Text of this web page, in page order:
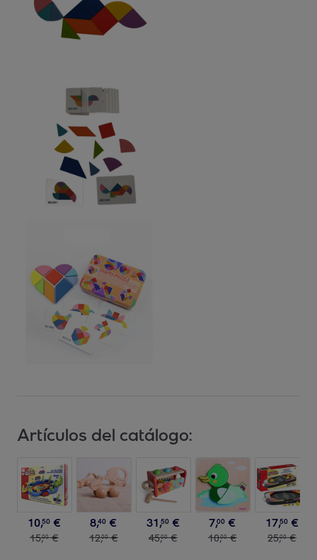
Artículos del catálogo:
10,50 €
15,00 €
8,40 €
12,00 €
31,50 €
45,00 €
7,00 €
10,00 €
17,50 €
25,00 €